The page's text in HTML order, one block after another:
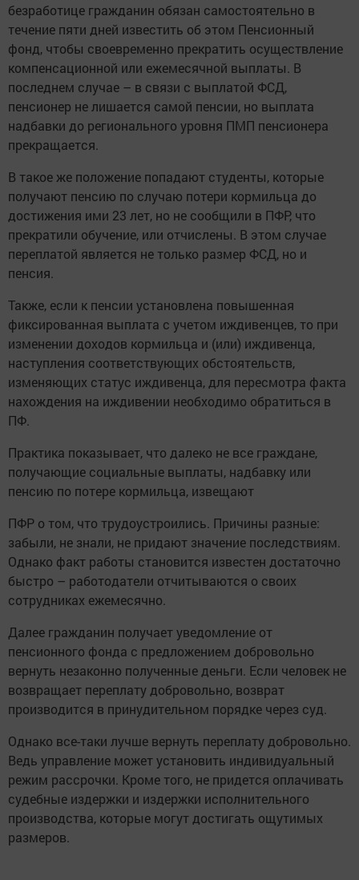
безработице гражданин обязан самостоятельно в
течение пяти дней известить об этом Пенсионный
фонд, чтобы своевременно прекратить осуществление
компенсационной или ежемесячной выплаты. В
последнем случае – в связи с выплатой ФСД,
пенсионер не лишается самой пенсии, но выплата
надбавки до регионального уровня ПМП пенсионера
прекращается.
В такое же положение попадают студенты, которые
получают пенсию по случаю потери кормильца до
достижения ими 23 лет, но не сообщили в ПФР, что
прекратили обучение, или отчислены. В этом случае
переплатой является не только размер ФСД, но и
пенсия.
Также, если к пенсии установлена повышенная
фиксированная выплата с учетом иждивенцев, то при
изменении доходов кормильца и (или) иждивенца,
наступления соответствующих обстоятельств,
изменяющих статус иждивенца, для пересмотра факта
нахождения на иждивении необходимо обратиться в
ПФ.
Практика показывает, что далеко не все граждане,
получающие социальные выплаты, надбавку или
пенсию по потере кормильца, извещают
ПФР о том, что трудоустроились. Причины разные:
забыли, не знали, не придают значение последствиям.
Однако факт работы становится известен достаточно
быстро – работодатели отчитываются о своих
сотрудниках ежемесячно.
Далее гражданин получает уведомление от
пенсионного фонда с предложением добровольно
вернуть незаконно полученные деньги. Если человек не
возвращает переплату добровольно, возврат
производится в принудительном порядке через суд.
Однако все-таки лучше вернуть переплату добровольно.
Ведь управление может установить индивидуальный
режим рассрочки. Кроме того, не придется оплачивать
судебные издержки и издержки исполнительного
производства, которые могут достигать ощутимых
размеров.